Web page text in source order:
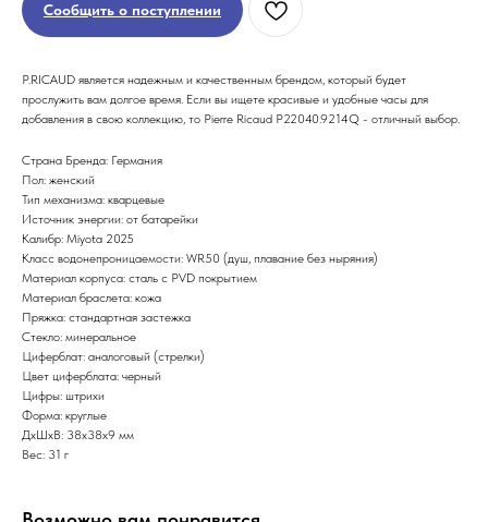
Сообщить о поступлении
P.RICAUD является надежным и качественным брендом, который будет
прослужить вам долгое время. Если вы ищете красивые и удобные часы для
добавления в свою коллекцию, то Pierre Ricaud P22040.9214Q - отличный выбор.
Страна Бренда: Германия
Пол: женский
Тип механизма: кварцевые
Источник энергии: от батарейки
Калибр: Miyota 2025
Класс водонепроницаемости: WR50 (душ, плавание без ныряния)
Материал корпуса: сталь с PVD покрытием
Материал браслета: кожа
Пряжка: стандартная застежка
Стекло: минеральное
Циферблат: аналоговый (стрелки)
Цвет циферблата: черный
Цифры: штрихи
Форма: круглые
ДxШxВ: 38x38x9 мм
Вес: 31 г